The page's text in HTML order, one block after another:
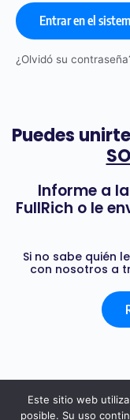
Puedes
Informe a
FullRich o le
Si no sabe quién
con nosotros a
Entrar en el
¿Olvidó su
Este sitio web
posible. Su uso